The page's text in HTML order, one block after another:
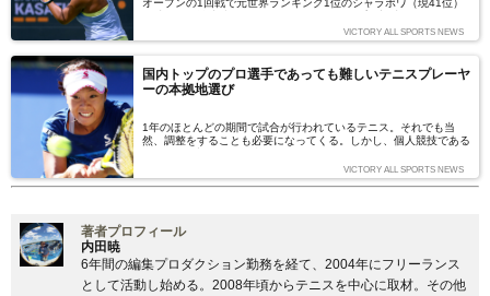
オープンの1回戦で元世界ランキング1位のシャラポワ（現41位）
勝戦を制して、ツアー初優勝を飾った。続いて参戦したマイアミ・
オープンの1回戦では、憧れの存在であった元世界ランキング1位
うになった彼女の周囲には、昨年11月から新たなサポートスタッ
フがいる。彼らは、大坂なおみの何を変えたのか。（文＝内田暁）
VICTORY ALL SPORTS NEWS
国内トップのプロ選手であっても難しいテニスプレーヤ
ーの本拠地選び
1年のほとんどの期間で試合が行われているテニス。それでも当
然、調整をすることも必要になってくる。しかし、個人競技である
粋な空間だけではなく、それ以外の要素も求められるからだ。国内
のトッププレーヤーは、どのように自分たちの居場所を見つけてい
VICTORY ALL SPORTS NEWS
著者プロフィール
内田暁
6年間の編集プロダクション勤務を経て、2004年にフリーランス
として活動し始める。2008年頃からテニスを中心に取材。その他